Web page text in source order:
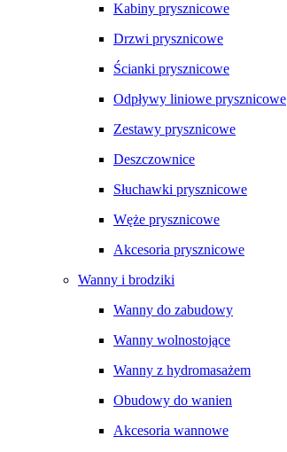
Kabiny prysznicowe
Drzwi prysznicowe
Ścianki prysznicowe
Odpływy liniowe prysznicowe
Zestawy prysznicowe
Deszczownice
Słuchawki prysznicowe
Węże prysznicowe
Akcesoria prysznicowe
Wanny i brodziki
Wanny do zabudowy
Wanny wolnostojące
Wanny z hydromasażem
Obudowy do wanien
Akcesoria wannowe